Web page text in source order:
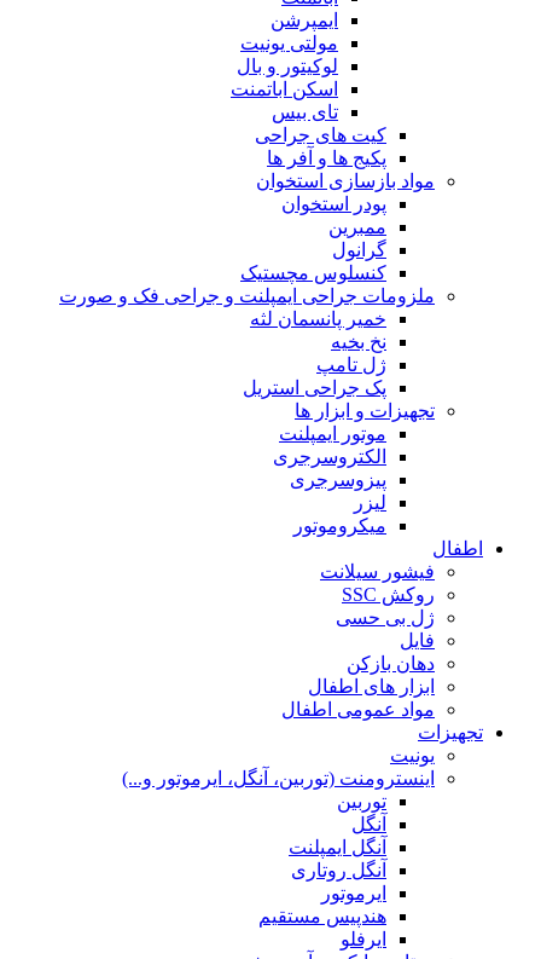
ایمپرشن
مولتی یونیت
لوکیتور و بال
اسکن اباتمنت
تای بیس
کیت های جراحی
پکیج ها و آفر ها
مواد بازسازی استخوان
پودر استخوان
ممبرین
گرانول
کنسلوس مچستیک
ملزومات جراحی ایمپلنت و جراحی فک و صورت
خمیر پانسمان لثه
نخ بخیه
ژل تامپ
پک جراحی استریل
تجهیزات و ابزار ها
موتور ایمپلنت
الکتروسرجری
پیزوسرجری
لیزر
میکروموتور
اطفال
فیشور سیلانت
روکش SSC
ژل بی حسی
فایل
دهان بازکن
ابزار های اطفال
مواد عمومی اطفال
تجهیزات
یونیت
اینسترومنت (توربین، آنگل، ایرموتور و...)
توربین
آنگل
آنگل ایمپلنت
آنگل روتاری
ایرموتور
هندپیس مستقیم
ایرفلو